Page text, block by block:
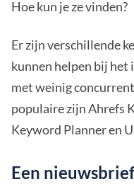
Hoe kun je ze vinden?
Er zijn verschillende
kunnen helpen bij
met weinig
populaire zijn Ahrefs
Keyword Planner en
Een